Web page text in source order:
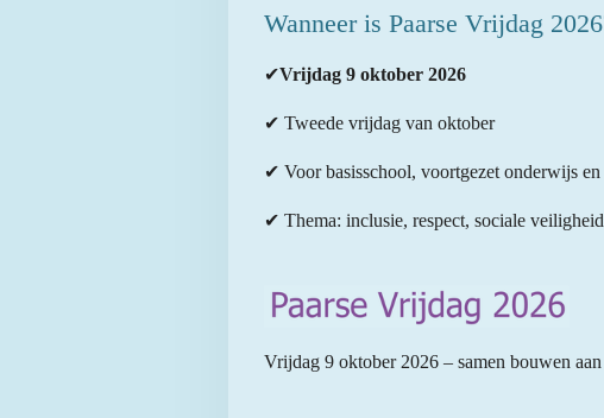
Wanneer is Paarse Vrijdag
✔Vrijdag 9 oktober 2026
✔ Tweede vrijdag van oktober
✔ Voor basisschool, voortgezet onderwijs
✔ Thema: inclusie, respect, sociale
Vrijdag 9 oktober 2026 – samen bouwen